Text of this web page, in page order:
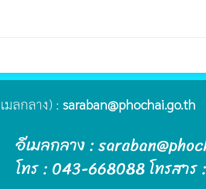
ลกลาง) : saraban@phochai.go.th
อีเมลกลาง :
โทร : 043-668088 โทรสา